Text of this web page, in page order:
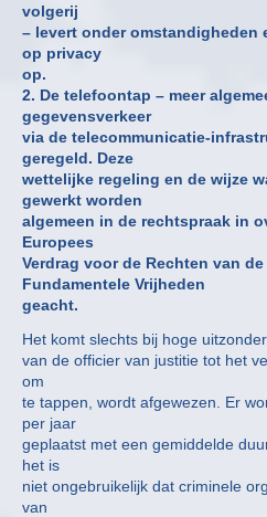
volgerij
– levert onder omstandigheden
op privacy
op.
2. De telefoontap – meer
gegevensverkeer
via de telecommunicatie-
geregeld. Deze
wettelijke regeling en de wijze
gewerkt worden
algemeen in de rechtspraak in
Europees
Verdrag voor de Rechten van
Fundamentele Vrijheden
geacht.
Het komt slechts bij hoge
van de officier van justitie tot het
om
te tappen, wordt afgewezen. Er
per jaar
geplaatst met een gemiddelde
het is
niet ongebruikelijk dat criminele
van